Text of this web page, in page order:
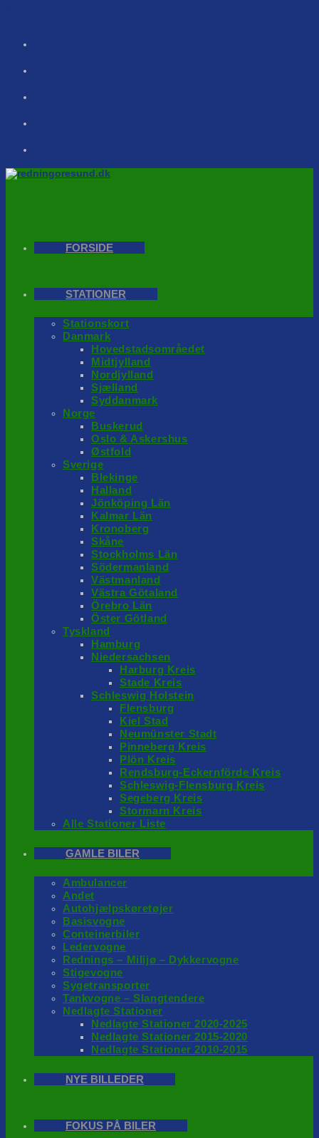
FORSIDE
STATIONER
Stationskort
Danmark
Hovedstadsområedet
Midtjylland
Nordjylland
Sjælland
Syddanmark
Norge
Buskerud
Oslo & Askershus
Østfold
Sverige
Blekinge
Halland
Jönköping Län
Kalmar Län
Kronoberg
Skåne
Stockholms Län
Södermanland
Västmanland
Västra Götaland
Örebro Län
Öster Götland
Tyskland
Hamburg
Niedersachsen
Harburg Kreis
Stade Kreis
Schleswig Holstein
Flensburg
Kiel Stad
Neumünster Stadt
Pinneberg Kreis
Plön Kreis
Rendsburg-Eckernförde Kreis
Schleswig-Flensburg Kreis
Segeberg Kreis
Stormarn Kreis
Alle Stationer Liste
GAMLE BILER
Ambulancer
Andet
Autohjælpskøretøjer
Basisvogne
Conteinerbiler
Ledervogne
Rednings – Milijø – Dykkervogne
Stigevogne
Sygetransporter
Tankvogne – Slangtendere
Nedlagte Stationer
Nedlagte Stationer 2020-2025
Nedlagte Stationer 2015-2020
Nedlagte Stationer 2010-2015
NYE BILLEDER
FOKUS PÅ BILER